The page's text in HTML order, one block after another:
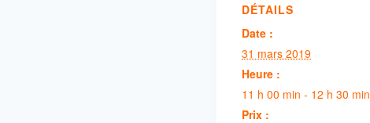
DÉTAILS
Date :
31 mars 2019
Heure :
11 h 00 min - 12 h 30 min
Prix :